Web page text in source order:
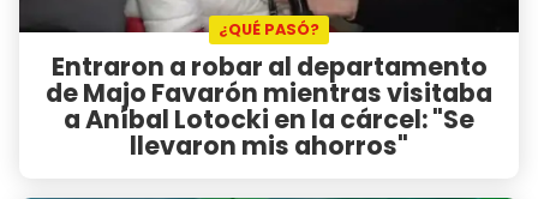
¿QUÉ PASÓ?
Entraron a robar al departamento
de Majo Favarón mientras visitaba
a Aníbal Lotocki en la cárcel: "Se
llevaron mis ahorros"